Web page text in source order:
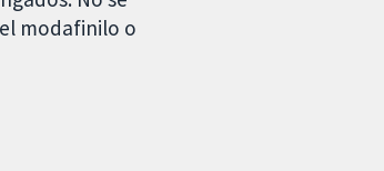
modafinilo o